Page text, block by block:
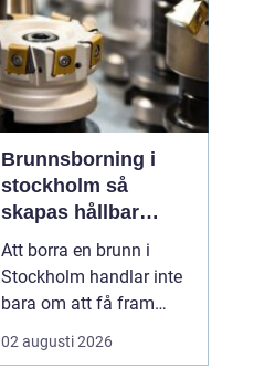
Brunnsborning i
stockholm så
skapas hållbar
tillgång till vatten
och energi
Att borra en brunn i
Stockholm handlar inte
bara om att få fram
vatten eller värme. Det är
också ett långsiktigt
02 augusti 2026